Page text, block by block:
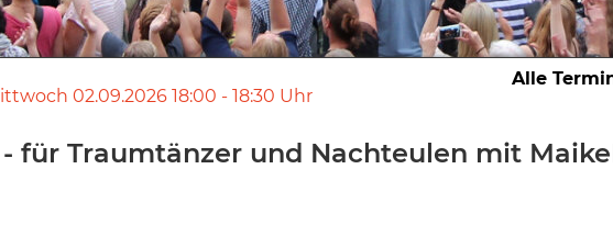
02.09.2026 18:00 - 18:30 Uhr
Alle
für Traumtänzer und Nachteulen mit